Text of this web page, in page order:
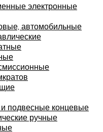
электронные
автомобильные
подвесные концевые
ручные